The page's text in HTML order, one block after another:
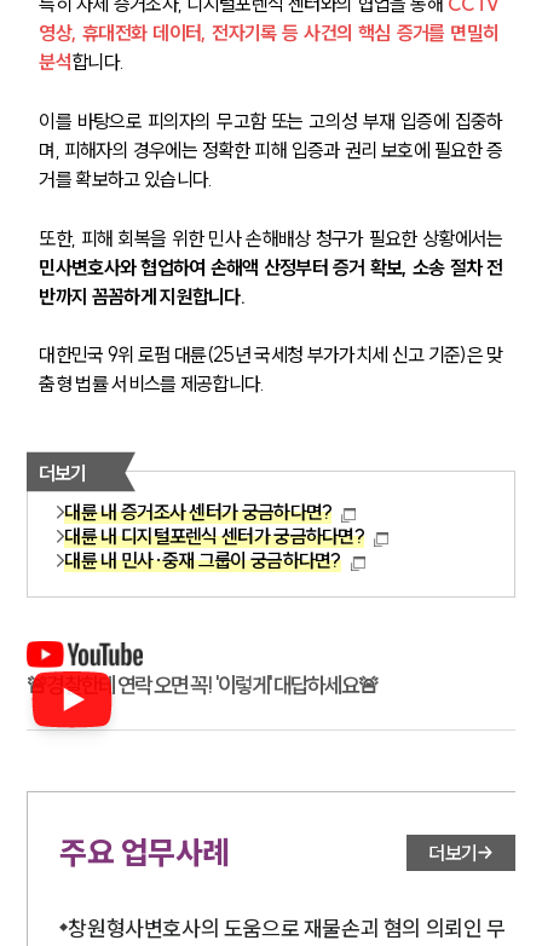
영상, 휴대전화 데이터, 전자기록 등 사건의 핵심 증거를 면밀히
분석합니다.
이를 바탕으로 피의자의 무고함 또는 고의성 부재 입증에 집중하
며, 피해자의 경우에는 정확한 피해 입증과 권리 보호에 필요한 증
거를 확보하고 있습니다.
또한, 피해 회복을 위한 민사 손해배상 청구가 필요한 상황에서는
민사변호사와 협업하여 손해액 산정부터 증거 확보, 소송 절차 전
반까지 꼼꼼하게 지원합니다.
대한민국 9위 로펌 대륜(25년 국세청 부가가치세 신고 기준)은 맞
춤형 법률 서비스를 제공합니다.
더보기
대륜 내 증거조사 센터가 궁금하다면?
대륜 내 디지털포렌식 센터가 궁금하다면?
대륜 내 민사·중재 그룹이 궁금하다면?
🚨경찰한테 연락 오면 꼭! '이렇게' 대답하세요🚨
주요 업무사례 더보기
창원형사변호사의 도움으로 재물손괴 혐의 의뢰인 무